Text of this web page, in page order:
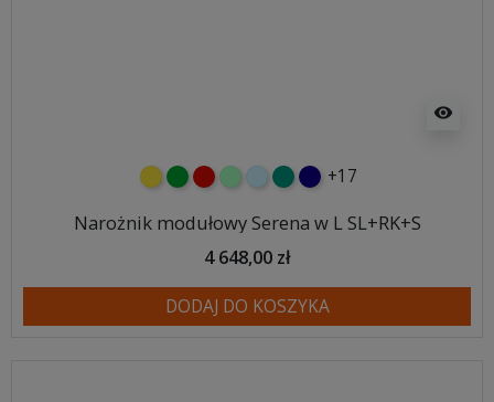
visibility
żółtyzielonyczerwony
miętowybłękitnyturkusowy
granatowy
+17
Narożnik modułowy Serena w L SL+RK+S
4 648,00 zł
DODAJ DO KOSZYKA